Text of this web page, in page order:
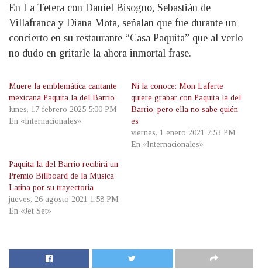
En La Tetera con Daniel Bisogno, Sebastián de
Villafranca y Diana Mota, señalan que fue durante un
concierto en su restaurante “Casa Paquita” que al verlo
no dudo en gritarle la ahora inmortal frase.
Muere la emblemática cantante
mexicana Paquita la del Barrio
lunes, 17 febrero 2025 5:00 PM
En «Internacionales»
Ni la conoce: Mon Laferte
quiere grabar con Paquita la del
Barrio, pero ella no sabe quién
es
viernes, 1 enero 2021 7:53 PM
En «Internacionales»
Paquita la del Barrio recibirá un
Premio Billboard de la Música
Latina por su trayectoria
jueves, 26 agosto 2021 1:58 PM
En «Jet Set»